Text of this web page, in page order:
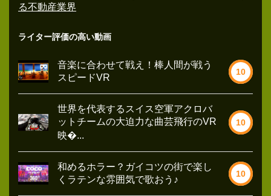
る不動産業界
ライター評価の高い動画
音楽に合わせて戦え！棒人間が戦う
スピードVR
10
世界を代表するスイス空軍アクロバ
ットチームの大迫力な曲芸飛行のVR
映�...
10
和めるホラー？ガイコツの街で楽し
くラテンな雰囲気で歌おう♪
10